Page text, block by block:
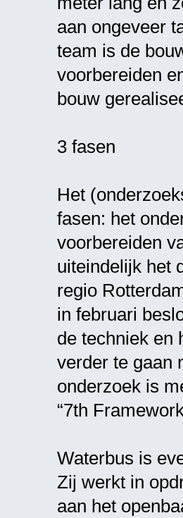
aan ongeveer
team is de
voorbereiden
bouw
3 fasen
Het
fasen: het
voorbereiden
uiteindelijk het
regio
in februari
de techniek en
verder te gaan
onderzoek is
“7th
Waterbus is
Zij werkt in
aan het